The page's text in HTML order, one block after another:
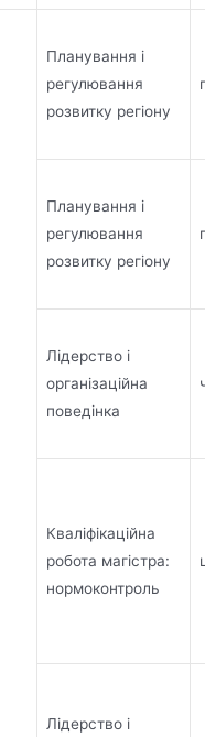
Планування і
регулювання
розвитку регіону
Планування і
регулювання
розвитку регіону
Лідерство і
організаційна
поведінка
Кваліфікаційна
робота магістра:
нормоконтроль
Лідерство і